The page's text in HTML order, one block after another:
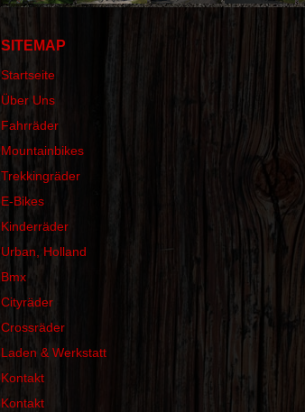
SITEMAP
Startseite
Über Uns
Fahrräder
Mountainbikes
Trekkingräder
E-Bikes
Kinderräder
Urban, Holland
Bmx
Cityräder
Crossräder
Laden & Werkstatt
Kontakt
Kontakt